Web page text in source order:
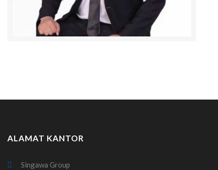
ALAMAT KANTOR
Singawa Group